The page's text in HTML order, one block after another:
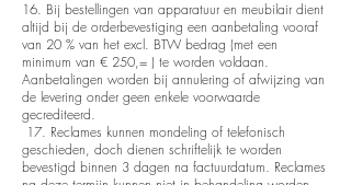
16. Bij bestellingen van apparatuur en meubilair dient
altijd bij de orderbevestiging een aanbetaling vooraf
van 20 % van het excl. BTW bedrag (met een
minimum van € 250,= ) te worden voldaan.
Aanbetalingen worden bij annulering of afwijzing van
de levering onder geen enkele voorwaarde
gecrediteerd.
17. Reclames kunnen mondeling of telefonisch
geschieden, doch dienen schriftelijk te worden
bevestigd binnen 3 dagen na factuurdatum. Reclames